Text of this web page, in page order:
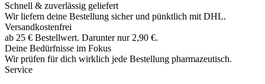
Schnell & zuverlässig geliefert
Wir liefern deine Bestellung sicher und pünktlich mit DHL.
Versandkostenfrei
ab 25 € Bestellwert. Darunter nur 2,90 €.
Deine Bedürfnisse im Fokus
Wir prüfen für dich wirklich jede Bestellung pharmazeutisch.
Service